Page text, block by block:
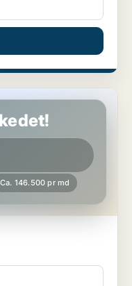
Ca. 146.500 pr md